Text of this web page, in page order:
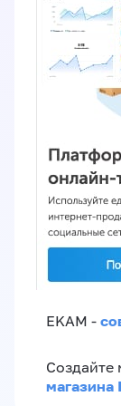
EKAM -
Создайте
магазина